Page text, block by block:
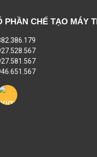
PHẦN CHẾ TẠO MÁY